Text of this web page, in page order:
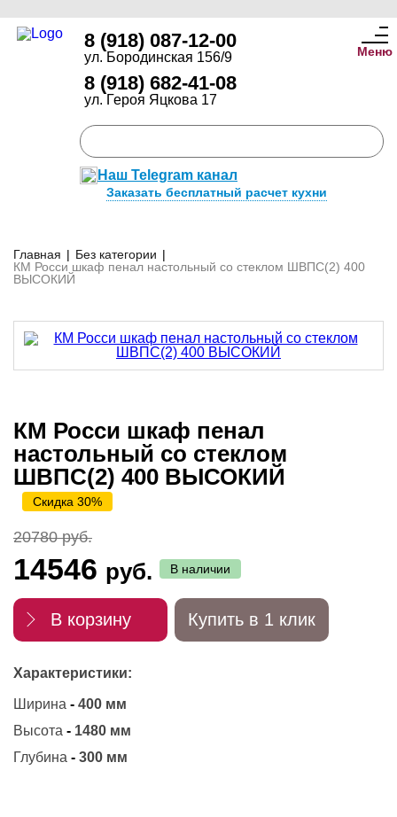
8 (918) 087-12-00
ул. Бородинская 156/9
8 (918) 682-41-08
ул. Героя Яцкова 17
Наш Telegram канал
Заказать бесплатный расчет кухни
Меню
Главная | Без категории |
КМ Росси шкаф пенал настольный со стеклом ШВПС(2) 400
ВЫСОКИЙ
КМ Росси шкаф пенал
настольный со стеклом
ШВПС(2) 400 ВЫСОКИЙ
Скидка 30%
20780 руб.
14546 руб. В наличии
В корзину Купить в 1 клик
Характеристики:
Ширина - 400 мм
Высота - 1480 мм
Глубина - 300 мм